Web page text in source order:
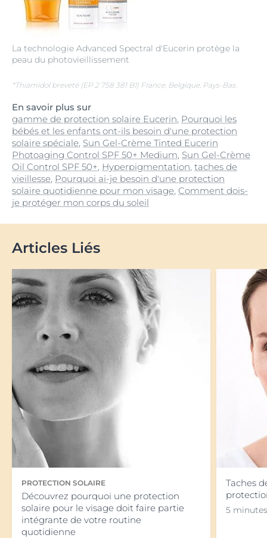
La technologie Advanced Spectral d'Eucerin protège la
peau du photovieillissement
*Thiamidol breveté (EP 2 758 381 B1) France, Belgique, Pays-Bas.
En savoir plus sur
gamme de protection solaire Eucerin, Pourquoi les
bébés et les enfants ont-ils besoin d'une protection
solaire spéciale, Sun Gel-Crème Tinted Eucerin
Photoaging Control SPF 50+ Medium, Sun Gel-Crème
Oil Control SPF 50+, Hyperpigmentation, taches de
vieillesse, Pourquoi ai-je besoin d'une protection
solaire quotidienne pour mon visage, Comment dois-
je protéger mon corps du soleil
Articles Liés
PROTECTION SOLAIRE
Découvrez pourquoi une protection
solaire pour le visage doit faire partie
intégrante de votre routine
quotidienne
Taches
5